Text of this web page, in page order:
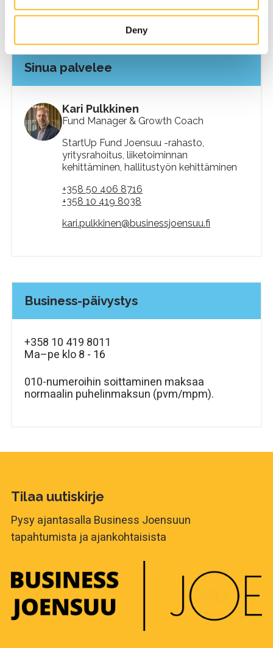
our website to develop our services, improve the web-
site’s user experience and for targeting marketing.
When you arrive on the website, you can either accept all
cookies or only the strictly necessary cookies in the
cookie consent banner.
Deny
Sinua palvelee
Kari Pulkkinen
Fund Manager & Growth Coach
StartUp Fund Joensuu -rahasto,
yritysrahoitus, liiketoiminnan
kehittäminen, hallitustyön kehittäminen
+358 50 406 8716
+358 10 419 8038
kari.pulkkinen@businessjoensuu.fi
Business-päivystys
+358 10 419 8011
Ma–pe klo 8 - 16
010-numeroihin soittaminen maksaa
normaalin puhelinmaksun (pvm/mpm).
Tilaa uutiskirje
Pysy ajantasalla Business Joensuun
tapahtumista ja ajankohtaisista